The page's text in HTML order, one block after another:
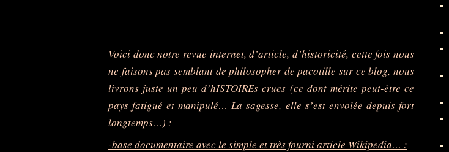
Voici donc notre revue internet, d’article, d’historicité, cette fois nous
ne faisons pas semblant de philosopher de pacotille sur ce blog, nous
livrons juste un peu d’hISTOIREs crues (ce dont mérite peut-être ce
pays fatigué et manipulé… La sagesse, elle s’est envolée depuis fort
longtemps…) :
-base documentaire avec le simple et très fourni article Wikipedia… :